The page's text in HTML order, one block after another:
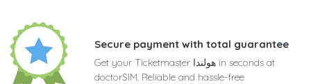
Secure payment with total guarantee
Get your Ticketmaster هولندا in seconds at
doctorSIM. Reliable and hassle-free